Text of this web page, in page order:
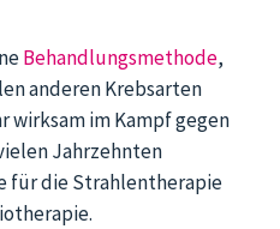
Behandlungsmethode,
anderen Krebsarten
wirksam im Kampf gegen
Jahrzehnten
für die Strahlentherapie